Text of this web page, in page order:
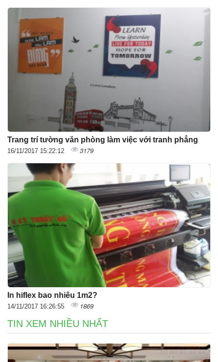
Trang trí tường văn phòng làm việc với tranh phẳng
16/11/2017 15:22:12 3179
In hiflex bao nhiêu 1m2?
14/11/2017 16:26:55 1869
TIN XEM NHIỀU NHẤT